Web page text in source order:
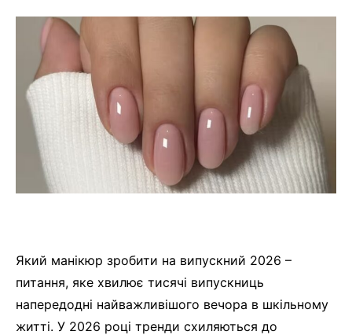
Який манікюр зробити на випускний 2026 –
питання, яке хвилює тисячі випускниць
напередодні найважливішого вечора в шкільному
житті. У 2026 році тренди схиляються до